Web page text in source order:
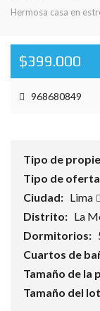
Hermosa casa en
$399.000
968680849
Tipo de
Tipo de
Ciudad: Lima
Distrito: La
Dormitorios:
Cuartos de
Tamaño de la
Tamaño del